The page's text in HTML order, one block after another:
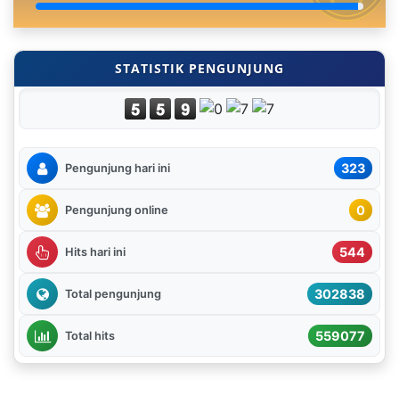
STATISTIK PENGUNJUNG
Pengunjung hari ini 323
Pengunjung online 0
Hits hari ini 544
Total pengunjung 302838
Total hits 559077